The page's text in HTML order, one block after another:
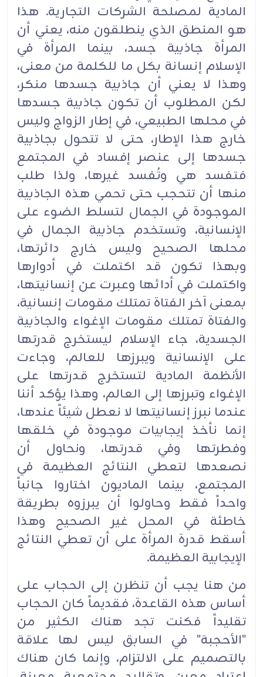
المادية لمصلحة الشركات التجارية. هذا
هو المنطق الذي ينطلقون منه، يعني أن
المرأة جاذبية جسد، بينما المرأة في
الإسلام إنسانة بكل ما للكلمة من معنى،
وهذا لا يعني أن جاذبية جسدها منكر،
لكن المطلوب أن تكون جاذبية جسدها
في محلها الطبيعي، في إطار الزواج وليس
خارج هذا الإطار، حتى لا تتحول بجاذبية
جسدها إلى عنصر إفساد في المجتمع
فتفسد هي وتُفسد غيرها، ولذا طلب
منها أن تتحجب حتى تحمي هذه الجاذبية
الموجودة في الجمال لتسلط الضوء على
الإنسانية، وتستخدم جاذبية الجمال في
محلها الصحيح وليس خارج دائرتها،
وبهذا تكون قد اكتملت في أدوارها
واكتملت في أدائها وعبرت عن إنسانيتها،
بمعنى آخر الفتاة تمتلك مقومات إنسانية،
والفتاة تمتلك مقومات الإغواء والجاذبية
الجسدية، جاء الإسلام ليستخرج قدرتها
على الإنسانية ويبرزها للعالم، وجاءت
الأنظمة المادية لتستخرج قدرتها على
الإغواء وتبرزها إلى العالم، وهذا يؤكد أننا
عندما نبرز إنسانيتها لا نعطل شيئاً عندها،
إنما نأخذ إيجابيات موجودة في خلقها
وفطرتها وفي قدرتها، ونحاول أن
نصعدها لتعطي النتائج العظيمة في
المجتمع، بينما الماديون اختاروا جانباً
واحداً فقط وحاولوا أن يبرزوه بطريقة
خاطئة في المحل غير الصحيح وهذا
أسقط قدرة المرأة على أن تعطي النتائج
الإيجابية العظيمة.‏
من هنا يجب أن تنظرن إلى الحجاب على
أساس هذه القاعدة، فقديماً كان الحجاب
تقليداً فكنت تجد هناك الكثير من
"الأحجبة" في السابق ليس لها علاقة
بالتصميم على الالتزام، وإنما كان هناك